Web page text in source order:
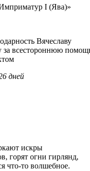
I (Ява)»
Вячеславу
всестороннюю
дней
искры
горят огни гирлянд,
что-то волшебное.